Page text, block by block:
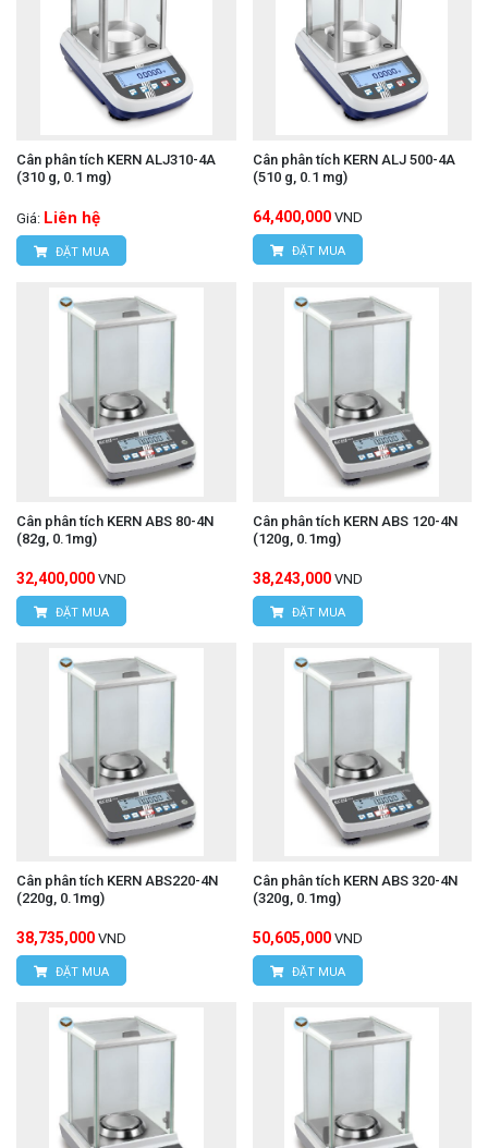
Cân phân tích KERN ALJ310-4A
(310 g, 0.1 mg)
Giá: Liên hệ
ĐẶT MUA
Cân phân tích KERN ALJ 500-4A
(510 g, 0.1 mg)
64,400,000 VND
ĐẶT MUA
Cân phân tích KERN ABS 80-4N
(82g, 0.1mg)
32,400,000 VND
ĐẶT MUA
Cân phân tích KERN ABS 120-4N
(120g, 0.1mg)
38,243,000 VND
ĐẶT MUA
Cân phân tích KERN ABS220-4N
(220g, 0.1mg)
38,735,000 VND
ĐẶT MUA
Cân phân tích KERN ABS 320-4N
(320g, 0.1mg)
50,605,000 VND
ĐẶT MUA